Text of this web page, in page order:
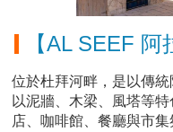
【AL SEEF 阿
位於杜拜河畔，是以傳統
以泥牆、木梁、風塔等
店、咖啡館、餐廳與市